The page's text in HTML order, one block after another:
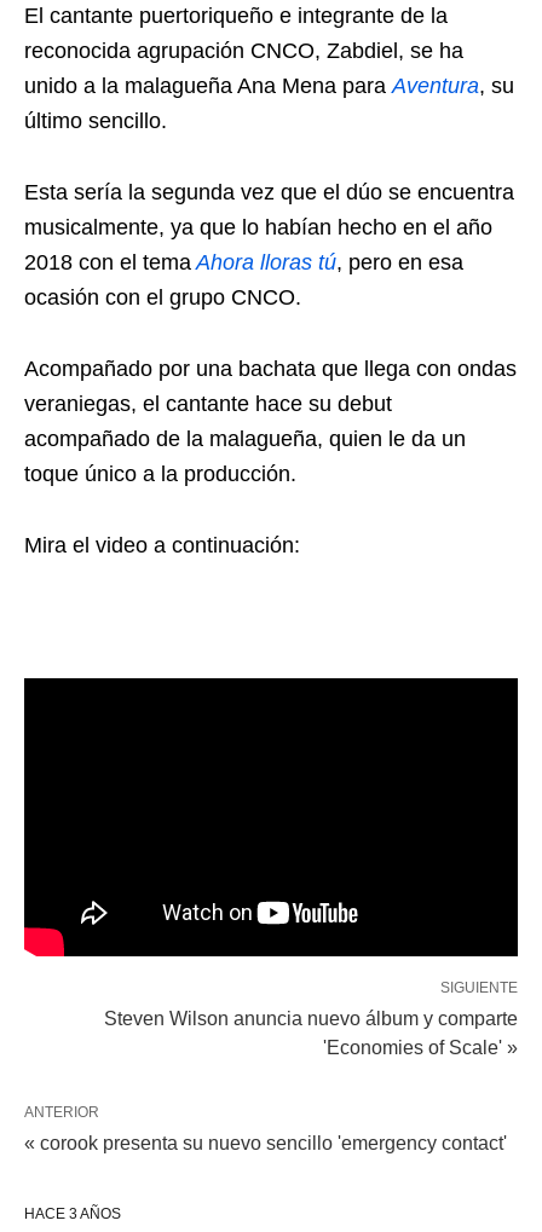
El cantante puertoriqueño e integrante de la
reconocida agrupación CNCO, Zabdiel, se ha
unido a la malagueña Ana Mena para Aventura, su
último sencillo.
Esta sería la segunda vez que el dúo se encuentra
musicalmente, ya que lo habían hecho en el año
2018 con el tema Ahora lloras tú, pero en esa
ocasión con el grupo CNCO.
Acompañado por una bachata que llega con ondas
veraniegas, el cantante hace su debut
acompañado de la malagueña, quien le da un
toque único a la producción.
Mira el video a continuación:
SIGUIENTE
Steven Wilson anuncia nuevo álbum y comparte
'Economies of Scale' »
ANTERIOR
« corook presenta su nuevo sencillo 'emergency contact'
HACE 3 AÑOS